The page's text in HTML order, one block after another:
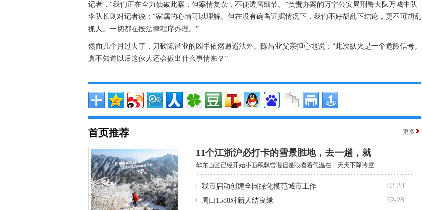
记者，“我们正在全力侦破此案，但案情复杂，不便透露细节。”负责办案的万宁公安局刑警大队万城中队
李队长则对记者说：“家属的心情可以理解。但在没有确凿证据情况下，我们不好胡乱下结论，更不可胡乱
抓人。一切都在按法律程序办理。”
然而几个月过去了，刀砍陈昌业的凶手依然逍遥法外。陈昌业父亲担心地说：“此次纵火是一个危险信号。
真不知道以后这伙人还会做出什么事情来？”
首页推荐 更多
11个江浙沪必打卡的雪景胜地，去一趟，就
华东山区已经开始小面积飘雪啦但是眼看着气温在一天天下降冷空...
我市启动创建全国绿化模范城市工作
02-28
周口1588对新人结良缘
02-28